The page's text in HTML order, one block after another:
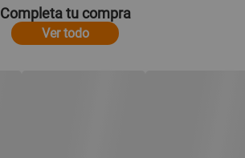
Completa tu compra
Ver todo